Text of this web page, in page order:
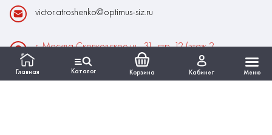
Главная Каталог Корзина Кабинет Меню
victor.atroshenko@optimus-siz.ru
г. Москва Сколковское ш., 31, стр. 12 (этаж 2,
помещение 22)
Время работы: